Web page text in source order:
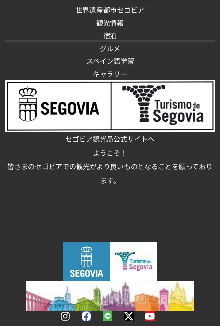
世界遺産都市セゴビア
観光情報
宿泊
グルメ
スペイン語学習
ギャラリー
セゴビア観光局公式サイトへ
ようこそ！
皆さまのセゴビアでの観光がより良いものとなることを願っており
ます。